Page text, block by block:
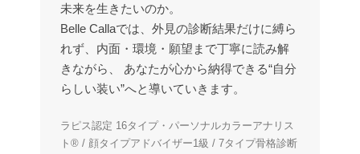
未来を生きたいのか。
Belle Callaでは、外見の診断結果だけに縛ら
れず、内面・環境・願望まで丁寧に読み解
きながら、 あなたが心から納得できる“自分
らしい装い”へと導いていきます。
ラピス認定 16タイプ・パーソナルカラーアナリス
ト® / 顔タイプアドバイザー1級 / 7タイプ骨格診断